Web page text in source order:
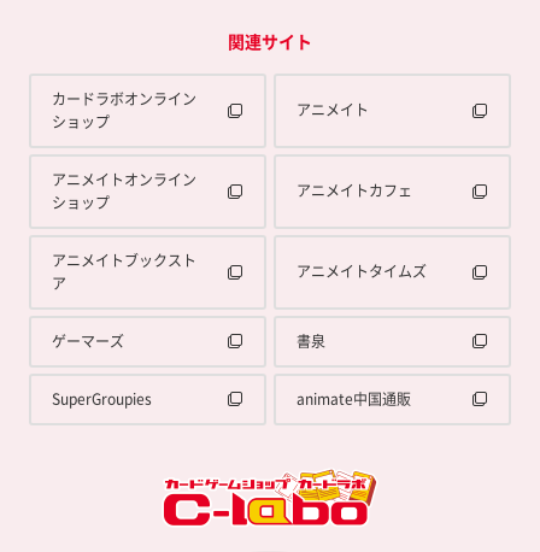
関連サイト
カードラボオンライン
ショップ
アニメイト
アニメイトオンライン
ショップ
アニメイトカフェ
アニメイトブックスト
ア
アニメイトタイムズ
ゲーマーズ 書泉
SuperGroupies animate中国通販